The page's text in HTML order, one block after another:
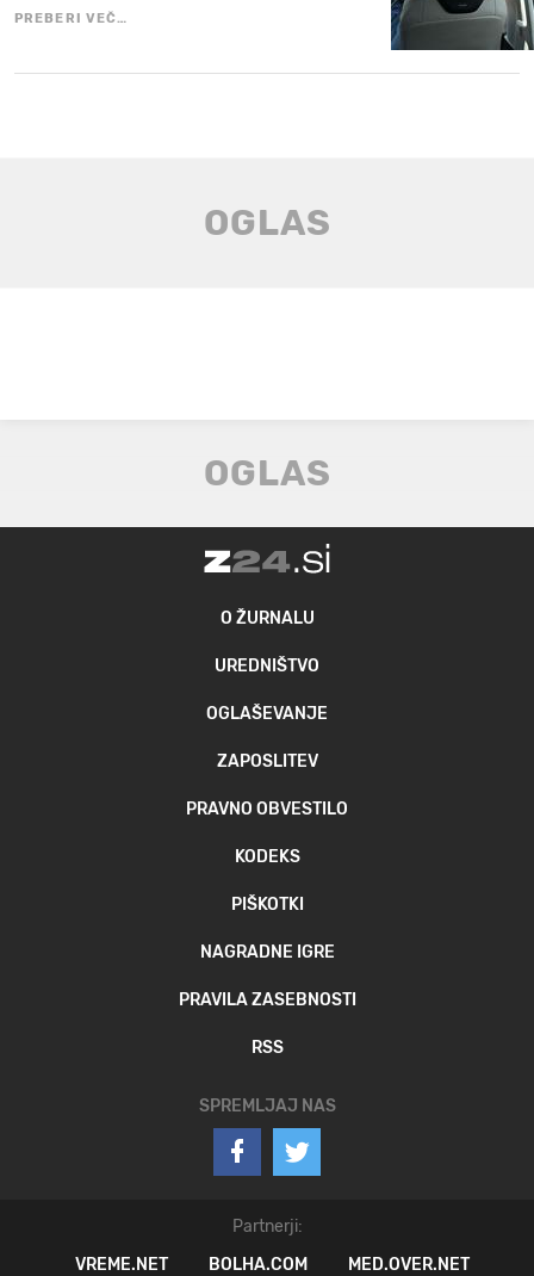
PREBERI VEČ…
O ŽURNALU
UREDNIŠTVO
OGLAŠEVANJE
ZAPOSLITEV
PRAVNO OBVESTILO
KODEKS
PIŠKOTKI
NAGRADNE IGRE
PRAVILA ZASEBNOSTI
RSS
SPREMLJAJ NAS
Partnerji:
VREME.NET
BOLHA.COM MED.OVER.NET